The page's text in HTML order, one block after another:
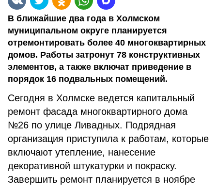
В ближайшие два года в Холмском
муниципальном округе планируется
отремонтировать более 40 многоквартирных
домов. Работы затронут 78 конструктивных
элементов, а также включат приведение в
порядок 16 подвальных помещений.
Сегодня в Холмске ведется капитальный
ремонт фасада многоквартирного дома
№26 по улице Ливадных. Подрядная
организация приступила к работам, которые
включают утепление, нанесение
декоративной штукатурки и покраску.
Завершить ремонт планируется в ноябре